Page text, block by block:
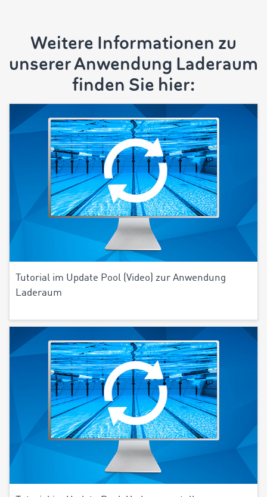
Weitere Informationen zu
unserer Anwendung Laderaum
finden Sie hier:
Tutorial im Update Pool (Video) zur Anwendung
Laderaum